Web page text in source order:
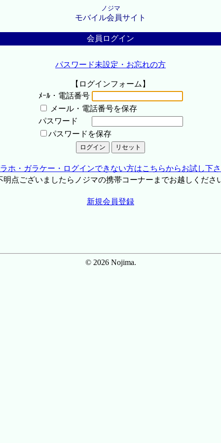
ノジマ
モバイル会員サイト
会員ログイン
パスワード未設定・お忘れの方
【ログインフォーム】
ﾒｰﾙ・電話番号
メール・電話番号を保存
パスワード
パスワードを保存
ホ・ガラケー・ログインできない方はこちらからお試し下
点ございましたらノジマの携帯コーナーまでお越しくださ
新規会員登録
© 2026 Nojima.